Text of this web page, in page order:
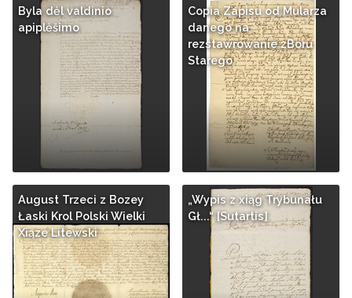
Byla dėl valdinio
apiplėšimo
Copia Zapisu od Mularza
danego na
rezstawrowanie zBoru
Starego
August Trzeci z Bozey
Łaski Krol Polski Wielki
Xiąze Litewski
„Wypis z xiąg Trybunału
Gł...“ [Sutartis]